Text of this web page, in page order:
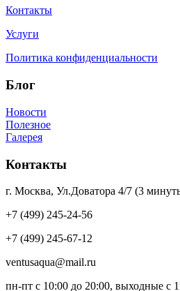
Контакты
Услуги
Политика конфиденциальности
Блог
Новости
Полезное
Галерея
Контакты
г. Москва, Ул.Доватора 4/7 (3
+7 (499) 245-24-56
+7 (499) 245-67-12
ventusaqua@mail.ru
пн-пт с 10:00 до 20:00, выходные с